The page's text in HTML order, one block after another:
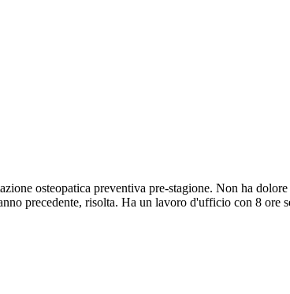
osteopatica preventiva pre-stagione. Non ha
precedente, risolta. Ha un lavoro d'ufficio con 8 ore